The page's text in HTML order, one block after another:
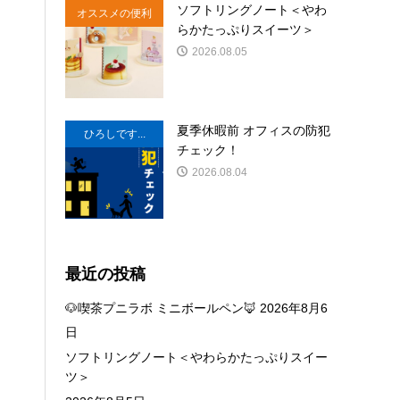
オススメの便利
商品
ソフトリングノート＜やわ
らかたっぷりスイーツ＞
2026.08.05
ひろしです...
夏季休暇前 オフィスの防犯
チェック！
2026.08.04
最近の投稿
🐶喫茶プニラボ ミニボールペン🦊 2026年8月6
日
ソフトリングノート＜やわらかたっぷりスイー
ツ＞